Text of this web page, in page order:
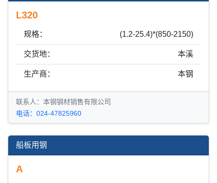
L320
规格： (1.2-25.4)*(850-2150)
交货地： 本溪
生产商： 本钢
联系人：本钢钢材销售有限公司
电话：024-47825960
船板用钢
A